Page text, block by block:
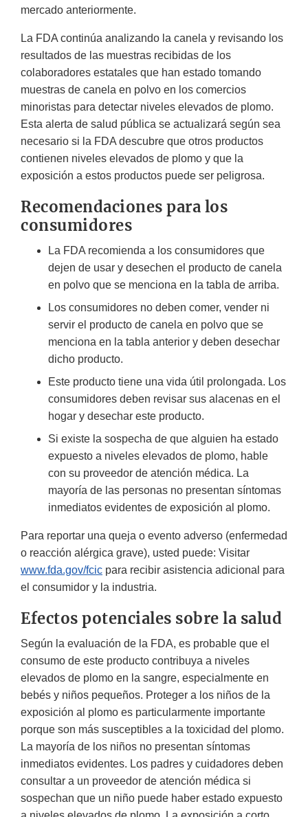
mercado anteriormente.
La FDA continúa analizando la canela y revisando los
resultados de las muestras recibidas de los
colaboradores estatales que han estado tomando
muestras de canela en polvo en los comercios
minoristas para detectar niveles elevados de plomo.
Esta alerta de salud pública se actualizará según sea
necesario si la FDA descubre que otros productos
contienen niveles elevados de plomo y que la
exposición a estos productos puede ser peligrosa.
Recomendaciones para los
consumidores
La FDA recomienda a los consumidores que
dejen de usar y desechen el producto de canela
en polvo que se menciona en la tabla de arriba.
Los consumidores no deben comer, vender ni
servir el producto de canela en polvo que se
menciona en la tabla anterior y deben desechar
dicho producto.
Este producto tiene una vida útil prolongada. Los
consumidores deben revisar sus alacenas en el
hogar y desechar este producto.
Si existe la sospecha de que alguien ha estado
expuesto a niveles elevados de plomo, hable
con su proveedor de atención médica. La
mayoría de las personas no presentan síntomas
inmediatos evidentes de exposición al plomo.
Para reportar una queja o evento adverso (enfermedad
o reacción alérgica grave), usted puede: Visitar
www.fda.gov/fcic para recibir asistencia adicional para
el consumidor y la industria.
Efectos potenciales sobre la salud
Según la evaluación de la FDA, es probable que el
consumo de este producto contribuya a niveles
elevados de plomo en la sangre, especialmente en
bebés y niños pequeños. Proteger a los niños de la
exposición al plomo es particularmente importante
porque son más susceptibles a la toxicidad del plomo.
La mayoría de los niños no presentan síntomas
inmediatos evidentes. Los padres y cuidadores deben
consultar a un proveedor de atención médica si
sospechan que un niño puede haber estado expuesto